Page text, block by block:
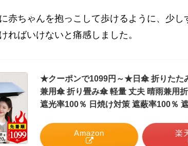
赤ちゃんを抱っこして歩けるように、少
ればいけないと痛感しました。
★クーポンで1099円～★日傘 折りたた
兼用傘 折り畳み傘 軽量 丈夫 晴雨兼用
遮光率100％ 日焼け対策 遮蔽率100％
Amazon 楽